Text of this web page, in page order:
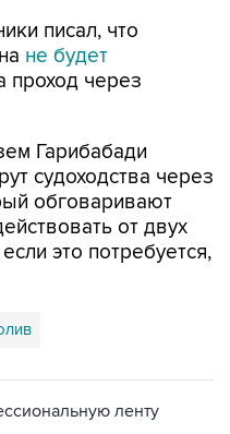
писал, что
не будет
проход через
Гарибабади
судоходства через
обговаривают
от двух
это потребуется,
ленту